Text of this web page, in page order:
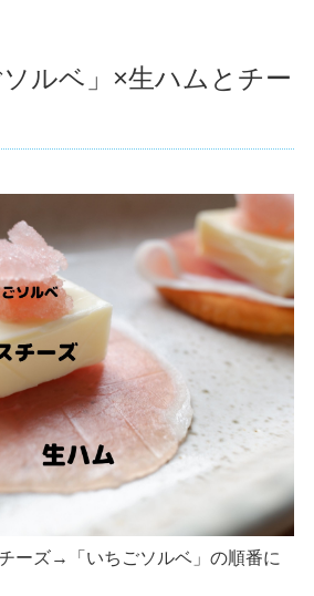
ルベ」×生ハムとチー
ーズ→「いちごソルベ」の順番に